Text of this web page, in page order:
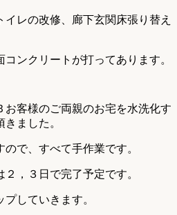
レの改修、廊下玄関床張り替え
ンクリートが打ってあります。
お客様のご両親のお宅を水洗化す
ました。
で、すべて手作業です。
，３日で完了予定です。
していきます。